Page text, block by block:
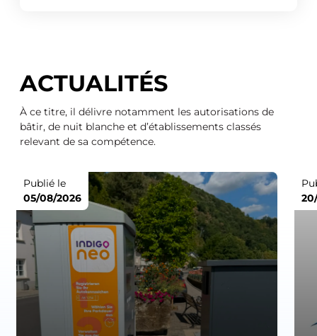
ACTUALITÉS
À ce titre, il délivre notamment les autorisations de
bâtir, de nuit blanche et d’établissements classés
relevant de sa compétence.
Publié le
05/08/2026